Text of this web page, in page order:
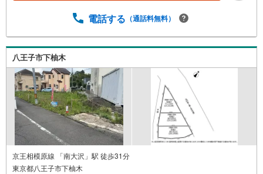
その他、各種ご相談も承っております。○住宅ローンのご相
Sからお客様へ経験豊富なスタッフが親身になってお客様
に合った物件をご紹介させて頂きます！ /他社様掲載物件も
併せてご紹介可能ですのでお気軽にお問い合わせ下さい♪
駐車場もございますので、お車でのお越しも大歓迎です！
電話する （通話料無料）
八王子市下柚木
京王相模原線 「南大沢」駅 徒歩31分
東京都八王子市下柚木